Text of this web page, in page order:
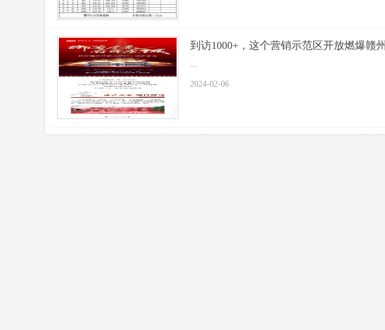
到访1000+，这个营销示范区开放燃爆赣州
...
2024-02-06